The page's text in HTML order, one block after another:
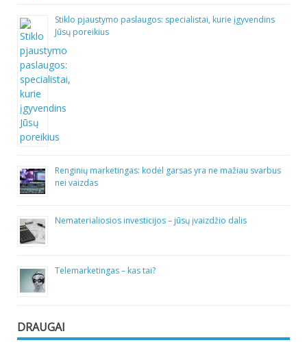
Stiklo pjaustymo paslaugos: specialistai, kurie įgyvendins
Jūsų poreikius
Renginių marketingas: kodėl garsas yra ne mažiau svarbus
nei vaizdas
Nematerialiosios investicijos – jūsų įvaizdžio dalis
Telemarketingas – kas tai?
DRAUGAI